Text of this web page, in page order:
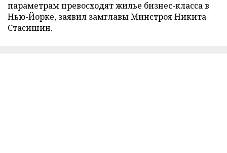
параметрам превосходят жилье бизнес-класса в
Нью-Йорке, заявил замглавы Минстроя Никита
Стасишин.